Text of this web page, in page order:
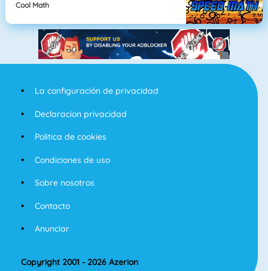
Cool Math
La configuración de privacidad
Declaracion privacidad
Politica de cookies
Condiciones de uso
Sobre nosotros
Contacto
Anunciar
Copyright 2001 - 2026 Azerion